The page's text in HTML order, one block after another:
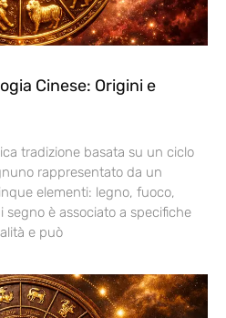
Cinese: Origini e
tradizione basata su un ciclo
rappresentato da un
elementi: legno, fuoco,
segno è associato a specifiche
e può